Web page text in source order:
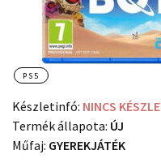
PS5
Készletinfó: NINCS
Termék állapota: ÚJ
Műfaj: GYEREKJÁTÉK